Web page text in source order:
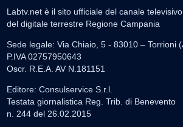
Labtv.net è il sito ufficiale del canale
del digitale terrestre Regione Campania
Sede legale: Via Chiaio, 5 - 83010 – Torrioni
P.IVA 02757950643
Oscr. R.E.A. AV N.181151
Editore: Consulservice S.r.l.
Testata giornalistica Reg. Trib. di Benevento
n. 244 del 26.02.2015